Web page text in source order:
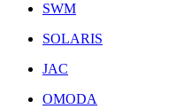
SWM
SOLARIS
JAC
OMODA